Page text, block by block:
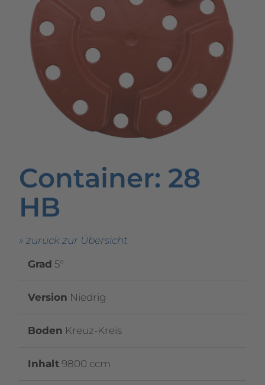
Container: 28
HB
» zurück zur Übersicht
Grad 5°
Version Niedrig
Boden Kreuz-Kreis
Inhalt 9800 ccm